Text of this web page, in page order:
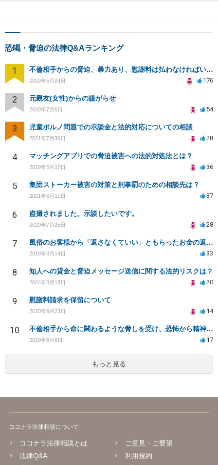
恐喝・脅迫の法律Q&Aランキング
1 不倫相手からの脅迫、暴力あり、慰謝料は払わなければいけませんか
2020年5月24日 176
2 元親友(女性)からの嫌がらせ
2020年7月6日 54
3 児童ポルノ問題での示談金と法的対応についての相談
2021年7月30日 28
4 マッチングアプリでの脅迫被害への法的対処法とは？
2019年5月17日 36
5 集団ストーカー被害の対策と刑事罰のための相談先は？
2021年6月11日 37
6 盗撮されました。示談したいです。
2020年7月25日 28
7 風俗のお客様から「返さなくていい」ともらったお金の返済を強要されています
2018年3月14日 33
8 知人への貸金と脅迫メッセージ送信に関する法的リスクは？
2024年8月18日 20
9 慰謝料請求を保留について
2020年9月23日 14
10 不倫相手から命に関わるような脅しを受け、恐怖から精神的にまいっています。
2020年8月8日 17
もっと見る
ココナラ法律相談について
ココナラ法律相談とは
法律Q&A
ご意見・ご要望
利用規約